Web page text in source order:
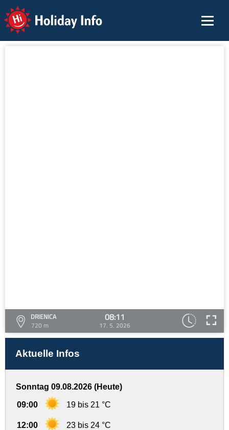
Holiday Info
DRIENICA
720 m
08:11
17. 5. 2026
Aktuelle Infos
Sonntag 09.08.2026 (Heute)
09:00 19 bis 21 °C
12:00 23 bis 24 °C